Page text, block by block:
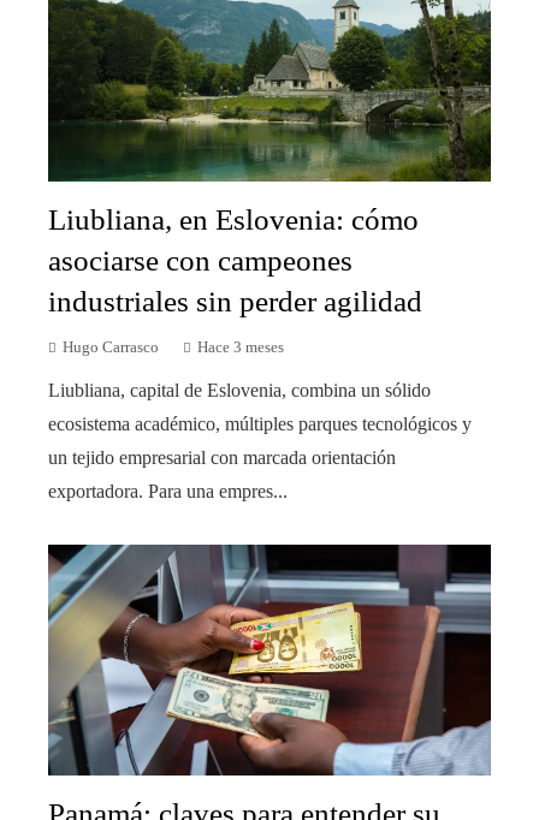
Liubliana, en Eslovenia: cómo
asociarse con campeones
industriales sin perder agilidad
Hugo Carrasco Hace 3 meses
Liubliana, capital de Eslovenia, combina un sólido
ecosistema académico, múltiples parques tecnológicos y
un tejido empresarial con marcada orientación
exportadora. Para una empres...